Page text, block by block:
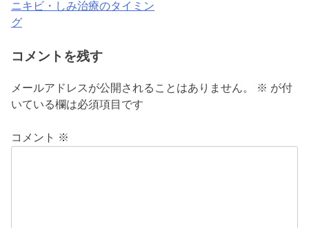
投
ナ
ビ
ゲ
ー
ニキビ・しみ治療のタイミン
グ
コメントを残す
メールアドレスが公開されることはありません。 ※ が付
いている欄は必須項目です
コメント ※